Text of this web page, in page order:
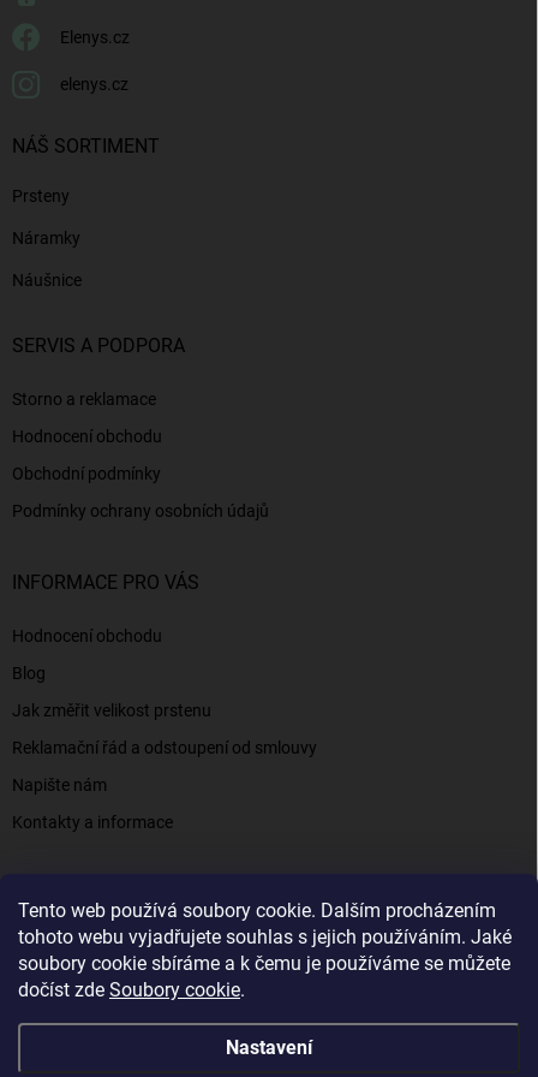
Tento web používá soubory cookie. Dalším procházením
tohoto webu vyjadřujete souhlas s jejich používáním. Jaké
soubory cookie sbíráme a k čemu je používáme se můžete
dočíst zde Soubory cookie.
Nastavení
Elenys.cz
elenys.cz
NÁŠ SORTIMENT
Prsteny
Náramky
Náušnice
SERVIS A PODPORA
Storno a reklamace
Hodnocení obchodu
Obchodní podmínky
Podmínky ochrany osobních údajů
INFORMACE PRO VÁS
Hodnocení obchodu
Blog
Jak změřit velikost prstenu
Reklamační řád a odstoupení od smlouvy
Napište nám
Kontakty a informace
Elenys.cz - šperky, kterým věříte už od roku 2016
Vytvořil Shoptet